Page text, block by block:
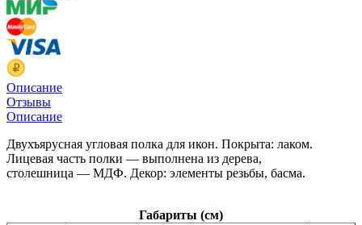
Описание
Отзывы
Описание
Двухъярусная угловая полка для икон. Покрыта: лаком.
Лицевая часть полки — выполнена из дерева,
столешница — МДФ. Декор: элементы резьбы, басма.
Габариты (см)